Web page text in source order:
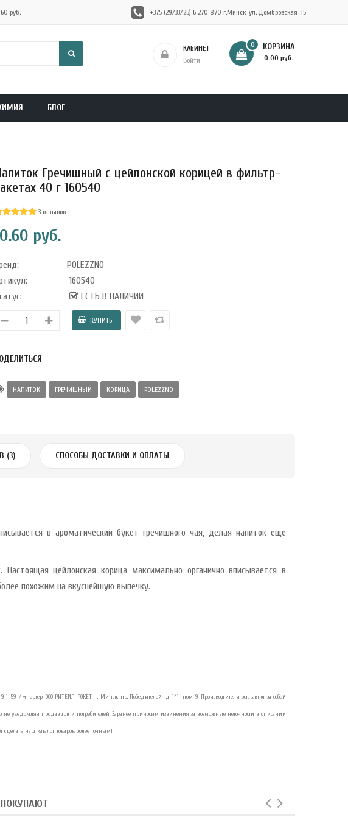
руб. +375 (29/33/25) 6 270 870 г.Минск, ул. Домбровская, 15
КОРЗИНА
0
- 0.00 руб.
КАБИНЕТ
Войти
БЛОГ
Гречишный с цейлонской корицей в фильтр-
40 г 160540
3 отзывов
руб.
POLEZZNO
160540
ЕСТЬ В НАЛИЧИИ
НАПИТОК ГРЕЧИШНЫЙ КОРИЦА POLEZZNO
(3) СПОСОБЫ ДОСТАВКИ И ОПЛАТЫ
в ароматический букет гречишного чая, делая напиток еще
Настоящая цейлонская корица максимально органично вписывается в
похожим на вкуснейшую выпечку.
1-59. Импортер: ООО РИТЕЙЛ РОКЕТ, г. Минск, пр. Победителей, д. 141, пом. 9. Производители оставляют за собой
уведомляя продавцов и потребителей. Заранее приносим извинения за возможные неточности в описании
наш каталог товаров более точным!